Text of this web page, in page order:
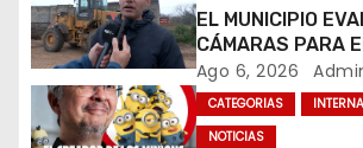
e
n
t
EL MUNICIPIO
CÁMARAS PARA
MICROBASURAL
CALLE
Ago 6, 2026
CATEGORIAS
NOTICIAS